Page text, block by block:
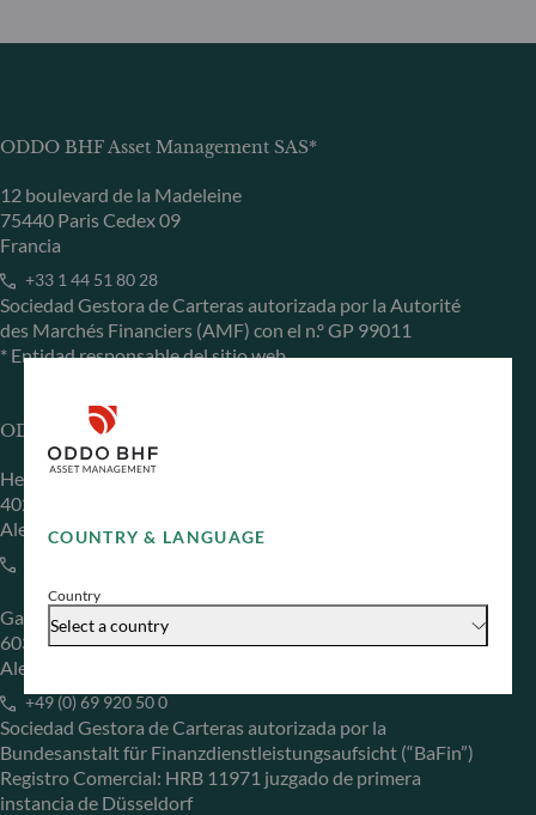
COUNTRY & LANGUAGE
Country
Select a country
ODDO BHF Asset Management SAS*
12 boulevard de la Madeleine
75440 Paris Cedex 09
Francia
+33 1 44 51 80 28
Sociedad Gestora de Carteras autorizada por la Autorité
des Marchés Financiers (AMF) con el n.º GP 99011
* Entidad responsable del sitio web
ODDO BHF Asset Management GmbH
Herzogstraße 15
40217 Düsseldorf
Alemania
Gallusanlage 8
60329 Frankfurt am Main
Alemania
+49 (0) 69 920 50 0
Sociedad Gestora de Carteras autorizada por la
Bundesanstalt für Finanzdienstleistungsaufsicht (“BaFin”)
Registro Comercial: HRB 11971 juzgado de primera
instancia de Düsseldorf